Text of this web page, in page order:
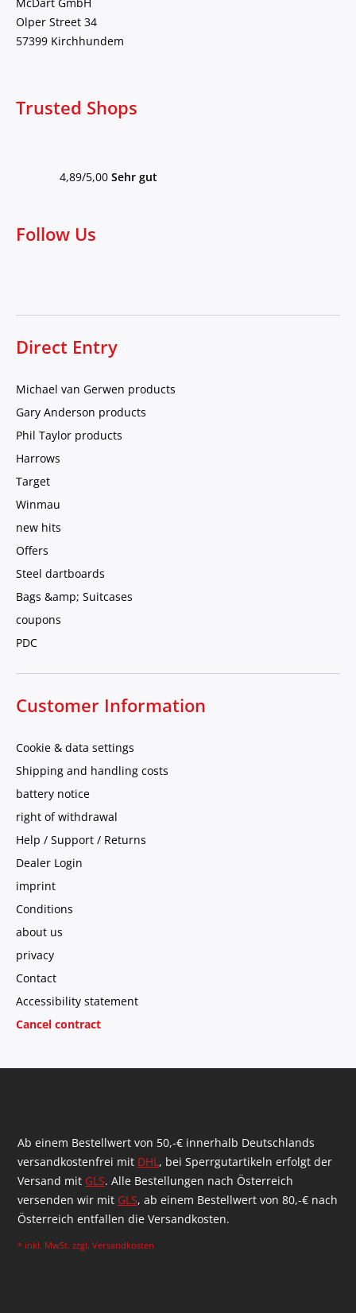
Olper Street 34
57399 Kirchhundem
Trusted Shops
4,89/5,00 Sehr gut
Follow Us
Direct Entry
Michael van Gerwen products
Gary Anderson products
Phil Taylor products
Harrows
Target
Winmau
new hits
Offers
Steel dartboards
Bags &amp; Suitcases
coupons
PDC
Customer Information
Cookie & data settings
Shipping and handling costs
battery notice
right of withdrawal
Help / Support / Returns
Dealer Login
imprint
Conditions
about us
privacy
Contact
Accessibility statement
Cancel contract
Ab einem Bestellwert von 50,-€ innerhalb Deutschlands
versandkostenfrei mit DHL, bei Sperrgutartikeln erfolgt der
Versand mit GLS. Alle Bestellungen nach Österreich
versenden wir mit GLS, ab einem Bestellwert von 80,-€ nach
Österreich entfallen die Versandkosten.
* inkl. MwSt. zzgl. Versandkosten